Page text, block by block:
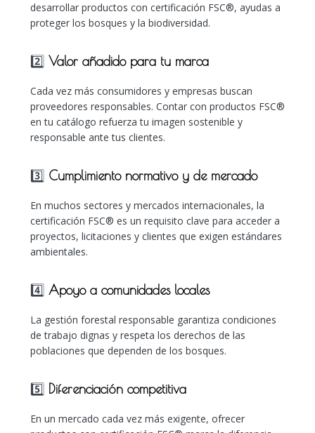
desarrollar productos con certificación FSC®, ayudas a
proteger los bosques y la biodiversidad.
2️⃣ Valor añadido para tu marca
Cada vez más consumidores y empresas buscan
proveedores responsables. Contar con productos FSC®
en tu catálogo refuerza tu imagen sostenible y
responsable ante tus clientes.
3️⃣ Cumplimiento normativo y de mercado
En muchos sectores y mercados internacionales, la
certificación FSC® es un requisito clave para acceder a
proyectos, licitaciones y clientes que exigen estándares
ambientales.
4️⃣ Apoyo a comunidades locales
La gestión forestal responsable garantiza condiciones
de trabajo dignas y respeta los derechos de las
poblaciones que dependen de los bosques.
5️⃣ Diferenciación competitiva
En un mercado cada vez más exigente, ofrecer